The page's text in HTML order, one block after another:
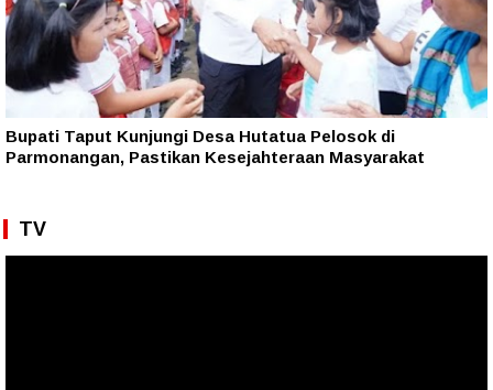
Bupati Taput Kunjungi Desa Hutatua Pelosok di
Parmonangan, Pastikan Kesejahteraan Masyarakat
TV